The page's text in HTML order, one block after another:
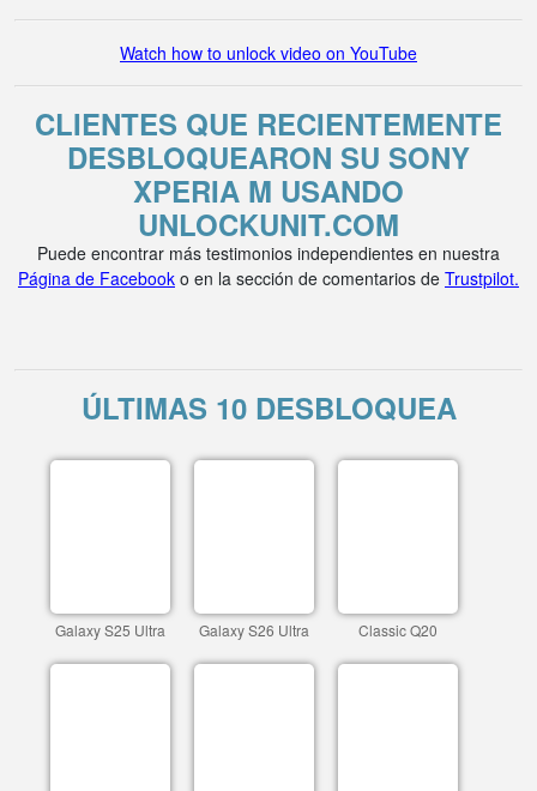
Watch how to unlock video on YouTube
CLIENTES QUE RECIENTEMENTE
DESBLOQUEARON SU SONY
XPERIA M USANDO
UNLOCKUNIT.COM
Puede encontrar más testimonios independientes en nuestra
Página de Facebook o en la sección de comentarios de Trustpilot.
ÚLTIMAS 10 DESBLOQUEA
Galaxy S25 Ultra Galaxy S26 Ultra Classic Q20